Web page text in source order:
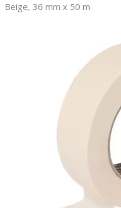
Beige, 36 mm x 50 m